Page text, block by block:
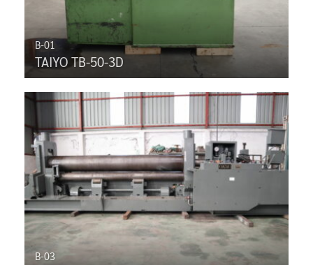
B-01
TAIYO TB-50-3D
B-03